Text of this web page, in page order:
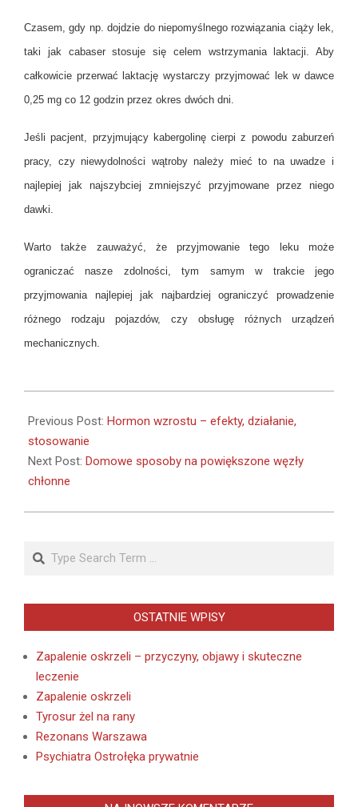
Czasem, gdy np. dojdzie do niepomyślnego rozwiązania ciąży lek,
taki jak cabaser stosuje się celem wstrzymania laktacji. Aby
całkowicie przerwać laktację wystarczy przyjmować lek w dawce
0,25 mg co 12 godzin przez okres dwóch dni.
Jeśli pacjent, przyjmujący kabergolinę cierpi z powodu zaburzeń
pracy, czy niewydolności wątroby należy mieć to na uwadze i
najlepiej jak najszybciej zmniejszyć przyjmowane przez niego
dawki.
Warto także zauważyć, że przyjmowanie tego leku może
ograniczać nasze zdolności, tym samym w trakcie jego
przyjmowania najlepiej jak najbardziej ograniczyć prowadzenie
różnego rodzaju pojazdów, czy obsługę różnych urządzeń
mechanicznych.
11-
09
Previous Post: Hormon wzrostu – efekty, działanie,
stosowanie
Next Post: Domowe sposoby na powiększone węzły
chłonne
Search
OSTATNIE WPISY
Zapalenie oskrzeli – przyczyny, objawy i skuteczne
leczenie
Zapalenie oskrzeli
Tyrosur żel na rany
Rezonans Warszawa
Psychiatra Ostrołęka prywatnie